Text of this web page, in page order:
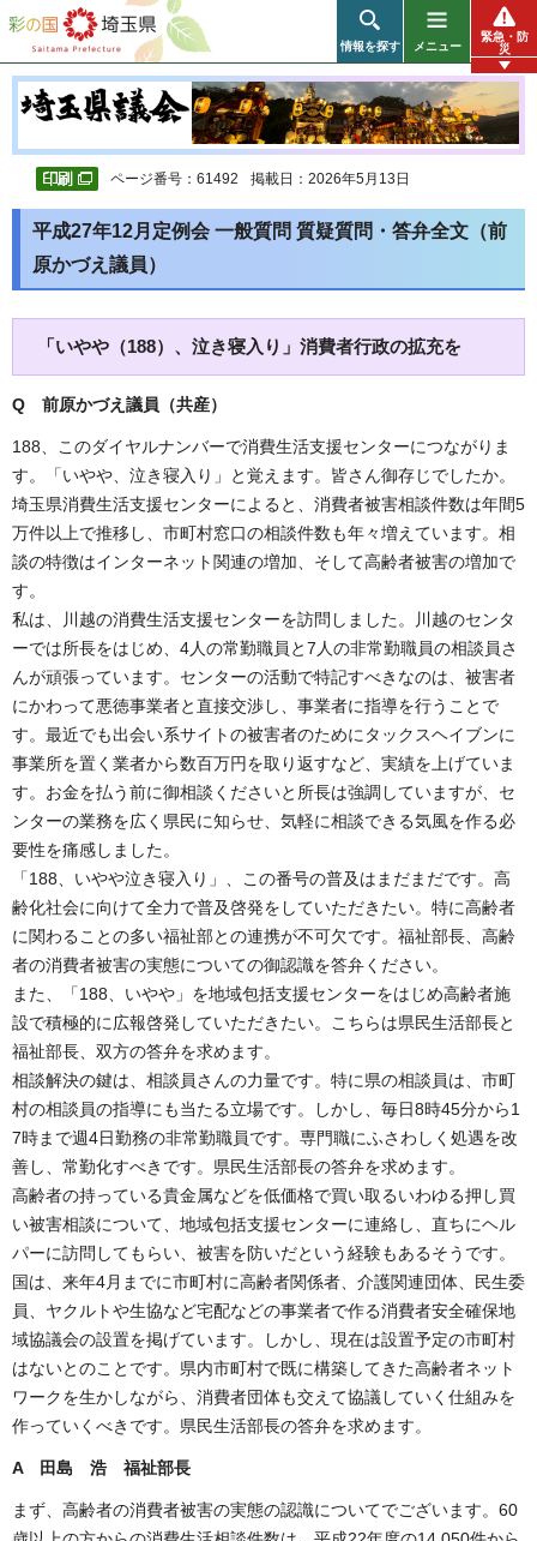
彩の国 埼玉県
情報を探す メニュー
緊急・防
災
ページ番号：61492 掲載日：2026年5月13日
平成27年12月定例会 一般質問 質疑質問・答弁全文（前
原かづえ議員）
「いやや（188）、泣き寝入り」消費者行政の拡充を
Q 前原かづえ議員（共産）
188、このダイヤルナンバーで消費生活支援センターにつながりま
す。「いやや、泣き寝入り」と覚えます。皆さん御存じでしたか。
埼玉県消費生活支援センターによると、消費者被害相談件数は年間5
万件以上で推移し、市町村窓口の相談件数も年々増えています。相
談の特徴はインターネット関連の増加、そして高齢者被害の増加で
す。
私は、川越の消費生活支援センターを訪問しました。川越のセンタ
ーでは所長をはじめ、4人の常勤職員と7人の非常勤職員の相談員さ
んが頑張っています。センターの活動で特記すべきなのは、被害者
にかわって悪徳事業者と直接交渉し、事業者に指導を行うことで
す。最近でも出会い系サイトの被害者のためにタックスヘイブンに
事業所を置く業者から数百万円を取り返すなど、実績を上げていま
す。お金を払う前に御相談くださいと所長は強調していますが、セ
ンターの業務を広く県民に知らせ、気軽に相談できる気風を作る必
要性を痛感しました。
「188、いやや泣き寝入り」、この番号の普及はまだまだです。高
齢化社会に向けて全力で普及啓発をしていただきたい。特に高齢者
に関わることの多い福祉部との連携が不可欠です。福祉部長、高齢
者の消費者被害の実態についての御認識を答弁ください。
また、「188、いやや」を地域包括支援センターをはじめ高齢者施
設で積極的に広報啓発していただきたい。こちらは県民生活部長と
福祉部長、双方の答弁を求めます。
相談解決の鍵は、相談員さんの力量です。特に県の相談員は、市町
村の相談員の指導にも当たる立場です。しかし、毎日8時45分から1
7時まで週4日勤務の非常勤職員です。専門職にふさわしく処遇を改
善し、常勤化すべきです。県民生活部長の答弁を求めます。
高齢者の持っている貴金属などを低価格で買い取るいわゆる押し買
い被害相談について、地域包括支援センターに連絡し、直ちにヘル
パーに訪問してもらい、被害を防いだという経験もあるそうです。
国は、来年4月までに市町村に高齢者関係者、介護関連団体、民生委
員、ヤクルトや生協など宅配などの事業者で作る消費者安全確保地
域協議会の設置を掲げています。しかし、現在は設置予定の市町村
はないとのことです。県内市町村で既に構築してきた高齢者ネット
ワークを生かしながら、消費者団体も交えて協議していく仕組みを
作っていくべきです。県民生活部長の答弁を求めます。
A 田島 浩 福祉部長
まず、高齢者の消費者被害の実態の認識についてでございます。60